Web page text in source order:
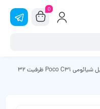
0
گوشی موبایل شیائومی Poco C31 ظرفیت 32